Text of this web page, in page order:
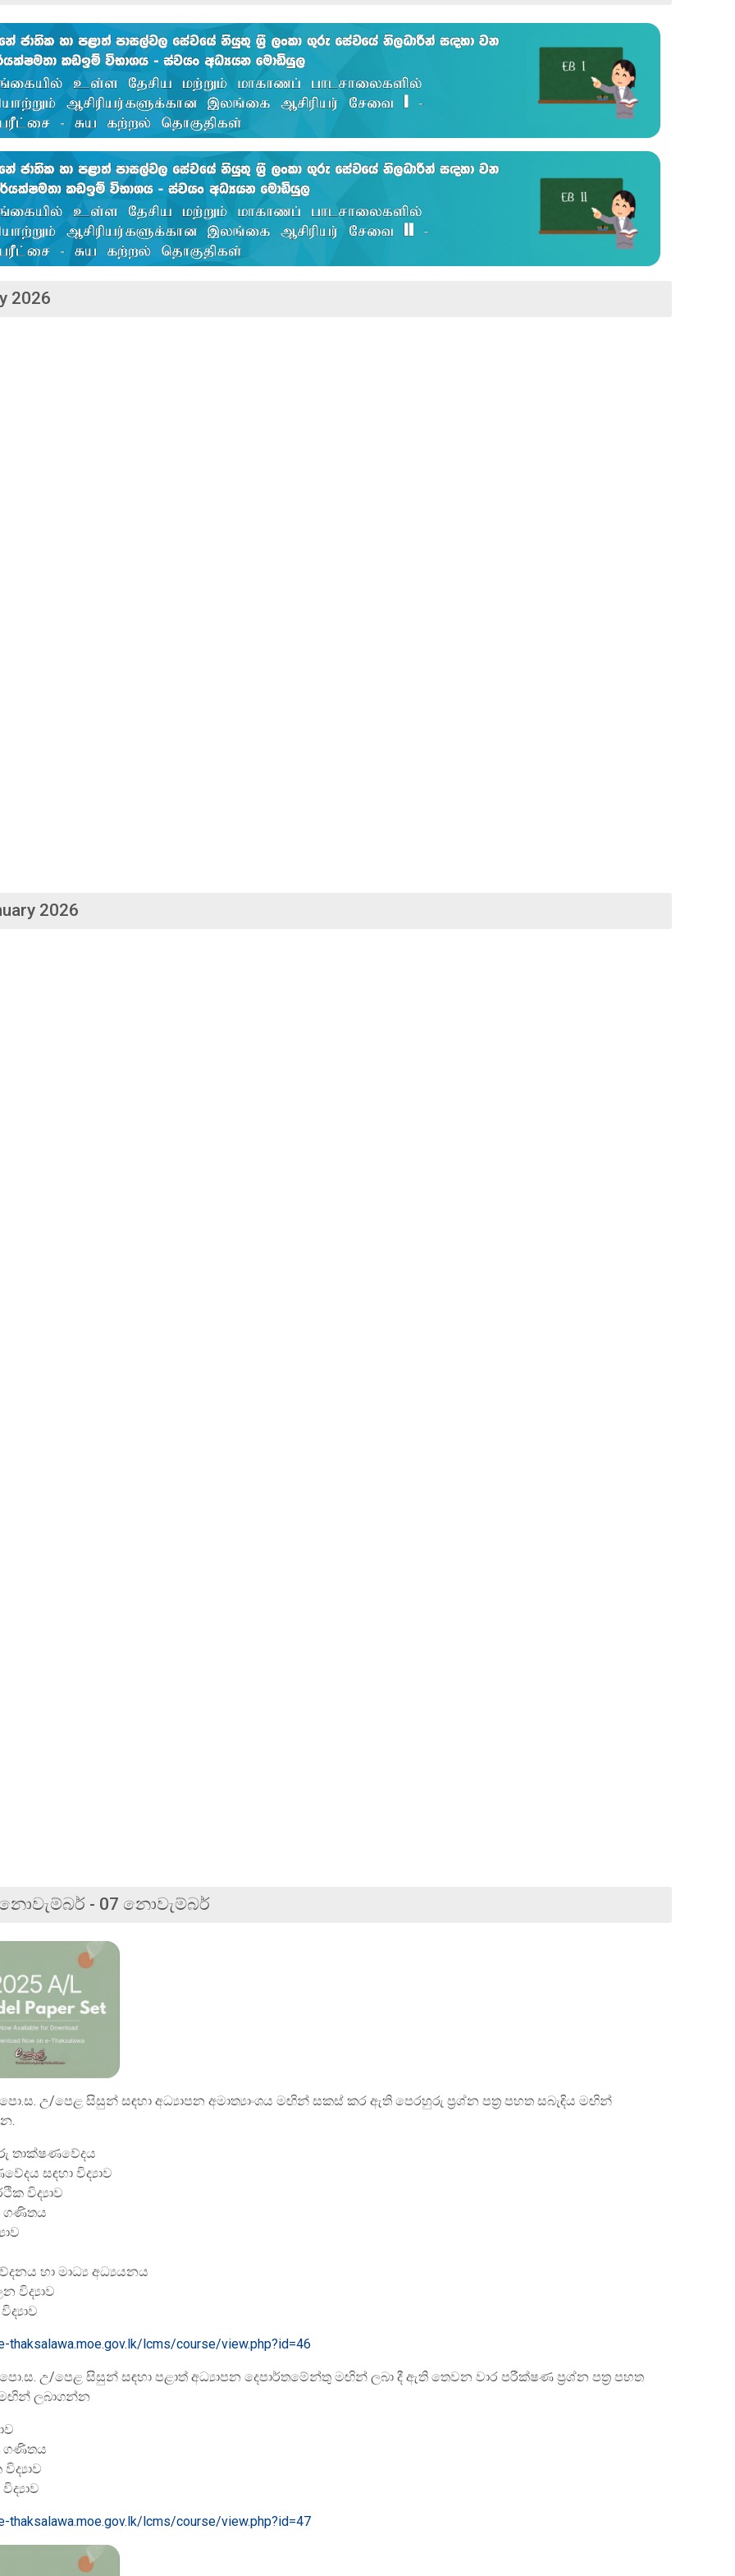
2026
2026
- 07 නොවැම්බර්
උ/පෙළ සිසුන් සඳහා අධ්‍යාපන අමාත්‍යාංශය මඟින් සකස් කර ඇති පෙරහුරු ප්‍රශ්න පත්‍ර පහත සබැඳිය මඟින්
තාක්ෂණවේදය
සඳහා විද්‍යාව
විද්‍යාව
ගණිතය
හා මාධ්‍ය අධ්‍යයනය
විද්‍යාව
thaksalawa.moe.gov.lk/lcms/course/view.php?id=46
උ/පෙළ සිසුන් සඳහා පළාත් අධ්‍යාපන දෙපාර්තමේන්තු මඟින් ලබා දී ඇති තෙවන වාර පරීක්ෂණ ප්‍රශ්න පත්‍ර පහත
මඟින් ලබාගන්න
ගණිතය
thaksalawa.moe.gov.lk/lcms/course/view.php?id=47